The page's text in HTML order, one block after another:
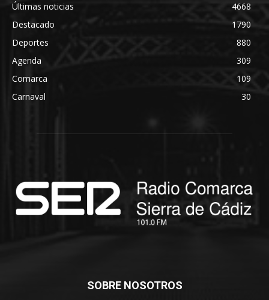
Últimas noticias
4668
Destacado
1790
Deportes
880
Agenda
309
Comarca
109
Carnaval
30
SOBRE NOSOTROS